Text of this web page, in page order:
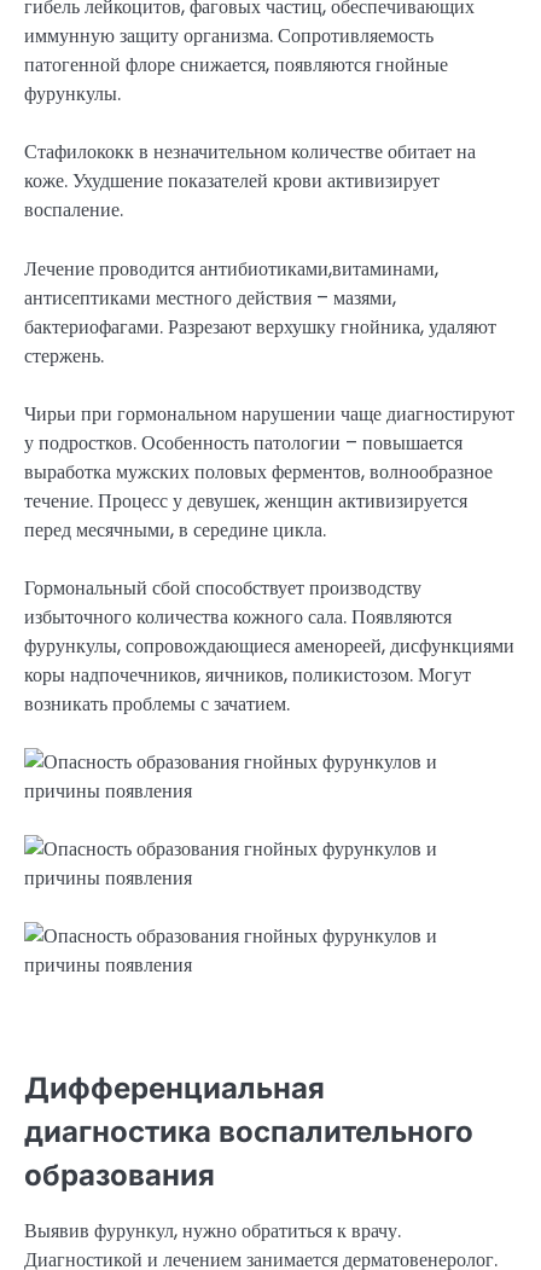
гибель лейкоцитов, фаговых частиц, обеспечивающих
иммунную защиту организма. Сопротивляемость
патогенной флоре снижается, появляются гнойные
фурункулы.
Стафилококк в незначительном количестве обитает на
коже. Ухудшение показателей крови активизирует
воспаление.
Лечение проводится антибиотиками,витаминами,
антисептиками местного действия – мазями,
бактериофагами. Разрезают верхушку гнойника, удаляют
стержень.
Чирьи при гормональном нарушении чаще диагностируют
у подростков. Особенность патологии – повышается
выработка мужских половых ферментов, волнообразное
течение. Процесс у девушек, женщин активизируется
перед месячными, в середине цикла.
Гормональный сбой способствует производству
избыточного количества кожного сала. Появляются
фурункулы, сопровождающиеся аменореей, дисфункциями
коры надпочечников, яичников, поликистозом. Могут
возникать проблемы с зачатием.
Дифференциальная
диагностика воспалительного
образования
Выявив фурункул, нужно обратиться к врачу.
Диагностикой и лечением занимается дерматовенеролог.